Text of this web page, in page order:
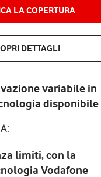
LA COPERTURA
DETTAGLI
variabile in
disponibile
limiti, con la
Vodafone